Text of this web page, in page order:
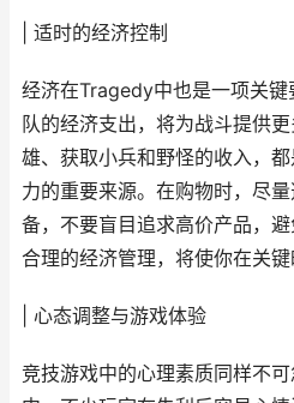
| 适时的经济控制
经济在Tragedy中也是一项关键
队的经济支出，将为战斗提供
雄、获取小兵和野怪的收入，
力的重要来源。在购物时，尽
备，不要盲目追求高价产品，避
合理的经济管理，将使你在关键
| 心态调整与游戏体验
竞技游戏中的心理素质同样不